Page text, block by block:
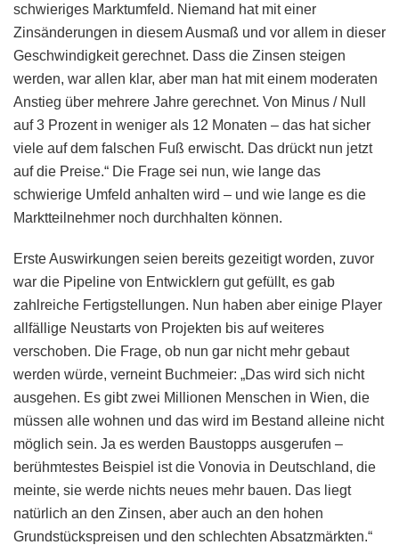
schwieriges Marktumfeld. Niemand hat mit einer
Zinsänderungen in diesem Ausmaß und vor allem in dieser
Geschwindigkeit gerechnet. Dass die Zinsen steigen
werden, war allen klar, aber man hat mit einem moderaten
Anstieg über mehrere Jahre gerechnet. Von Minus / Null
auf 3 Prozent in weniger als 12 Monaten – das hat sicher
viele auf dem falschen Fuß erwischt. Das drückt nun jetzt
auf die Preise.“ Die Frage sei nun, wie lange das
schwierige Umfeld anhalten wird – und wie lange es die
Marktteilnehmer noch durchhalten können.
Erste Auswirkungen seien bereits gezeitigt worden, zuvor
war die Pipeline von Entwicklern gut gefüllt, es gab
zahlreiche Fertigstellungen. Nun haben aber einige Player
allfällige Neustarts von Projekten bis auf weiteres
verschoben. Die Frage, ob nun gar nicht mehr gebaut
werden würde, verneint Buchmeier: „Das wird sich nicht
ausgehen. Es gibt zwei Millionen Menschen in Wien, die
müssen alle wohnen und das wird im Bestand alleine nicht
möglich sein. Ja es werden Baustopps ausgerufen –
berühmtestes Beispiel ist die Vonovia in Deutschland, die
meinte, sie werde nichts neues mehr bauen. Das liegt
natürlich an den Zinsen, aber auch an den hohen
Grundstückspreisen und den schlechten Absatzmärkten.“